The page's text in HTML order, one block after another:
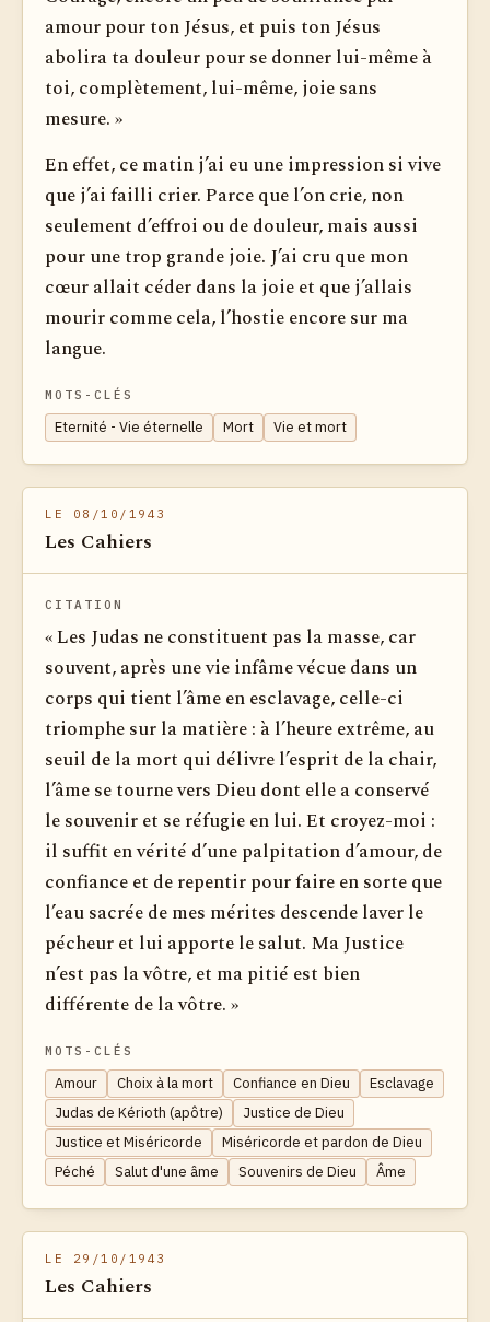
amour pour ton Jésus, et puis ton Jésus
abolira ta douleur pour se donner lui-même à
toi, complètement, lui-même, joie sans
mesure. »
En effet, ce matin j’ai eu une impression si vive
que j’ai failli crier. Parce que l’on crie, non
seulement d’effroi ou de douleur, mais aussi
pour une trop grande joie. J’ai cru que mon
cœur allait céder dans la joie et que j’allais
mourir comme cela, l’hostie encore sur ma
langue.
MOTS-CLÉS
Eternité - Vie éternelle Mort Vie et mort
LE 08/10/1943
Les Cahiers
CITATION
« Les Judas ne constituent pas la masse, car
souvent, après une vie infâme vécue dans un
corps qui tient l’âme en esclavage, celle-ci
triomphe sur la matière : à l’heure extrême, au
seuil de la mort qui délivre l’esprit de la chair,
l’âme se tourne vers Dieu dont elle a conservé
le souvenir et se réfugie en lui. Et croyez-moi :
il suffit en vérité d’une palpitation d’amour, de
confiance et de repentir pour faire en sorte que
l’eau sacrée de mes mérites descende laver le
pécheur et lui apporte le salut. Ma Justice
n’est pas la vôtre, et ma pitié est bien
différente de la vôtre. »
MOTS-CLÉS
Amour Choix à la mort Confiance en Dieu
Esclavage
Judas de Kérioth (apôtre)
Justice de Dieu
Justice et Miséricorde
Miséricorde et pardon de Dieu
Péché
Salut d'une âme Souvenirs de Dieu Âme
LE 29/10/1943
Les Cahiers